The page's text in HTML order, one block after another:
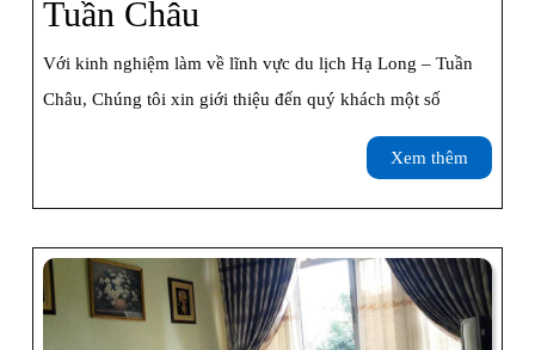
Tuần Châu
Vui
Chơi,
Tuần
Châu
Với kinh nghiệm làm về lĩnh vực du lịch Hạ Long – Tuần
Châu, Chúng tôi xin giới thiệu đến quý khách một số
Xem thêm
thêm